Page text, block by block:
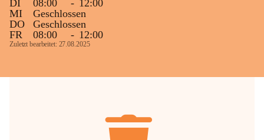
Wir bitten daher die umliegende
Bevölkerung um Verständnis.
DI
08:00 - 12:00
MI
Geschlossen
DO
Geschlossen
FR
08:00 - 12:00
Zuletzt bearbeitet: 27.08.2025